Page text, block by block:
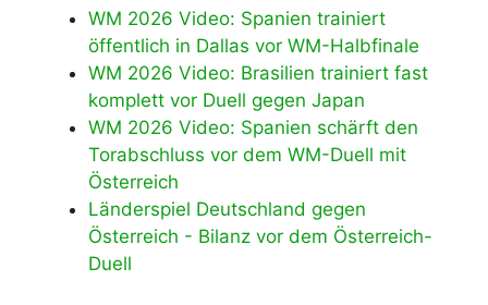
WM 2026 Video: Spanien trainiert
öffentlich in Dallas vor WM-Halbfinale
WM 2026 Video: Brasilien trainiert fast
komplett vor Duell gegen Japan
WM 2026 Video: Spanien schärft den
Torabschluss vor dem WM-Duell mit
Österreich
Länderspiel Deutschland gegen
Österreich - Bilanz vor dem Österreich-
Duell